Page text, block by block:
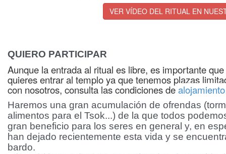
VER VÍDEO DEL RITUAL EN
QUIERO PARTICIPAR
Aunque la entrada al ritual es libre, es importante
quieres entrar al templo ya que tenemos plazas
con nosotros, consulta las condiciones de
Haremos una gran acumulación de ofrendas
alimentos para el Tsok...) de la que todos
gran beneficio para los seres en general y, en
han dejado recientemente esta vida y se
bardo.